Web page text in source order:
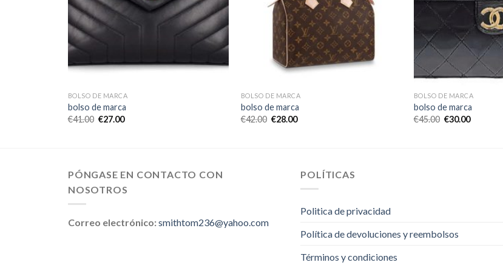
BOLSO DE MARCA
bolso de marca
€41.00 €27.00
BOLSO DE MARCA
bolso de marca
€42.00 €28.00
BOLSO DE MARCA
bolso de marca
€45.00 €30.00
PÓNGASE EN CONTACTO CON
NOSOTROS
Correo electrónico:smithtom236@yahoo.com
POLÍTICAS
Politica de privacidad
Política de devoluciones y reembolsos
Términos y condiciones